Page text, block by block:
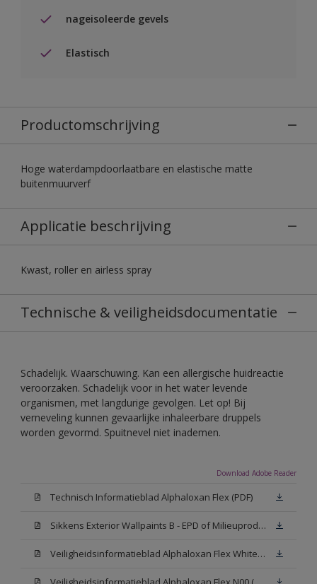
nageisoleerde gevels
Elastisch
Productomschrijving
Hoge waterdampdoorlaatbare en elastische matte
buitenmuurverf
Applicatie beschrijving
Kwast, roller en airless spray
Technische & veiligheidsdocumentatie
Schadelijk. Waarschuwing. Kan een allergische huidreactie
veroorzaken. Schadelijk voor in het water levende
organismen, met langdurige gevolgen. Let op! Bij
verneveling kunnen gevaarlijke inhaleerbare druppels
worden gevormd. Spuitnevel niet inademen.
Download Adobe Reader
Technisch Informatieblad Alphaloxan Flex (PDF)
Sikkens Exterior Wallpaints B - EPD of Milieuproductverklaring
Veiligheidsinformatieblad Alphaloxan Flex White W05 (MSDS)